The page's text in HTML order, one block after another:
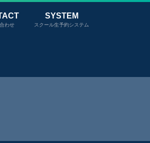
わせ
SYSTEM
スクール生予約システム